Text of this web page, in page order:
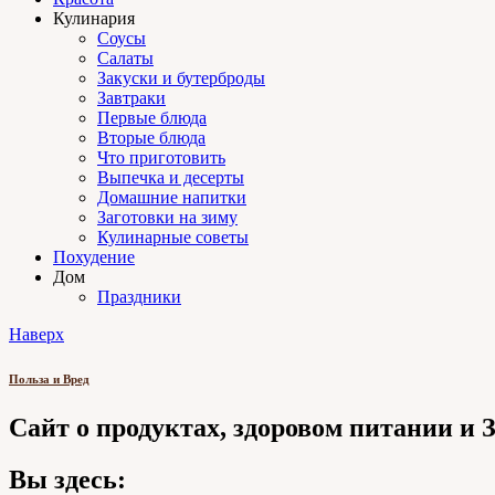
Кулинария
Соусы
Салаты
Закуски и бутерброды
Завтраки
Первые блюда
Вторые блюда
Что приготовить
Выпечка и десерты
Домашние напитки
Заготовки на зиму
Кулинарные советы
Похудение
Дом
Праздники
Наверх
Польза и Вред
Сайт о продуктах, здоровом питании
Вы здесь: